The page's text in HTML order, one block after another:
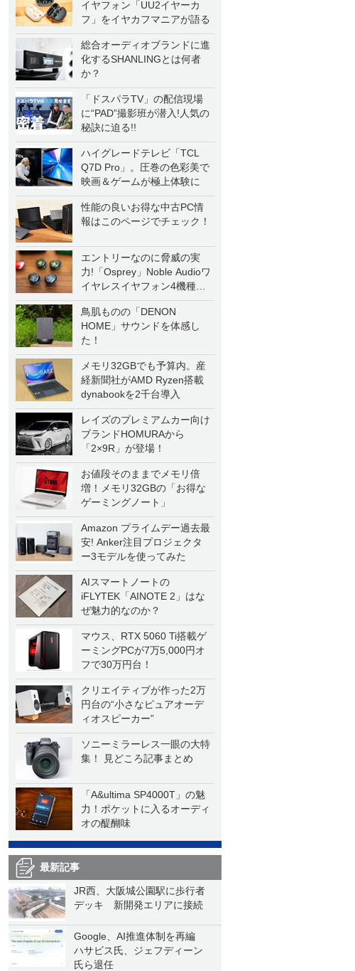
イヤフォン「UU2イヤーカ
フ」をイヤカフマニアが語る
総合オーディオブランドに進
化するSHANLINGとは何者
か？
「ドスパラTV」の配信現場
に“PAD”撮影班が潜入!人気の
秘訣に迫る!!
ハイグレードテレビ「TCL
Q7D Pro」。圧巻の色彩美で
映画＆ゲームが極上体験に
性能の良いお得な中古PC情
報はこのページでチェック！
エントリーなのに脅威の実
力!「Osprey」Noble Audioワ
イヤレスイヤフォン4機種を
一気に聴く
鳥肌ものの「DENON
HOME」サウンドを体感し
た！
メモリ32GBでも予算内。産
経新聞社がAMD Ryzen搭載
dynabookを2千台導入
レイズのプレミアムカー向け
ブランドHOMURAから
「2×9R」が登場！
お値段そのままでメモリ倍
増！メモリ32GBの「お得な
ゲーミングノート」
Amazon プライムデー過去最
安! Anker注目プロジェクタ
ー3モデルを使ってみた
AIスマートノートの
iFLYTEK「AINOTE 2」はな
ぜ魅力的なのか？
マウス、RTX 5060 Ti搭載ゲ
ーミングPCが7万5,000円オ
フで30万円台！
クリエイティブが作った2万
円台の“小さなピュアオーデ
ィオスピーカー”
ソニーミラーレス一眼の大特
集！ 見どころ記事まとめ
「A&ultima SP4000T」の魅
力！ポケットに入るオーディ
オの醍醐味
最新記事
JR西、大阪城公園駅に歩行者
デッキ 新開発エリアに接続
Google、AI推進体制を再編
ハサビス氏、ジェフディーン
氏ら退任